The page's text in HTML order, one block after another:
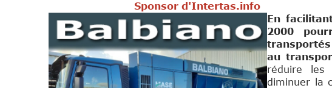
Sponsor
En
2000
au
réduire
diminuer la